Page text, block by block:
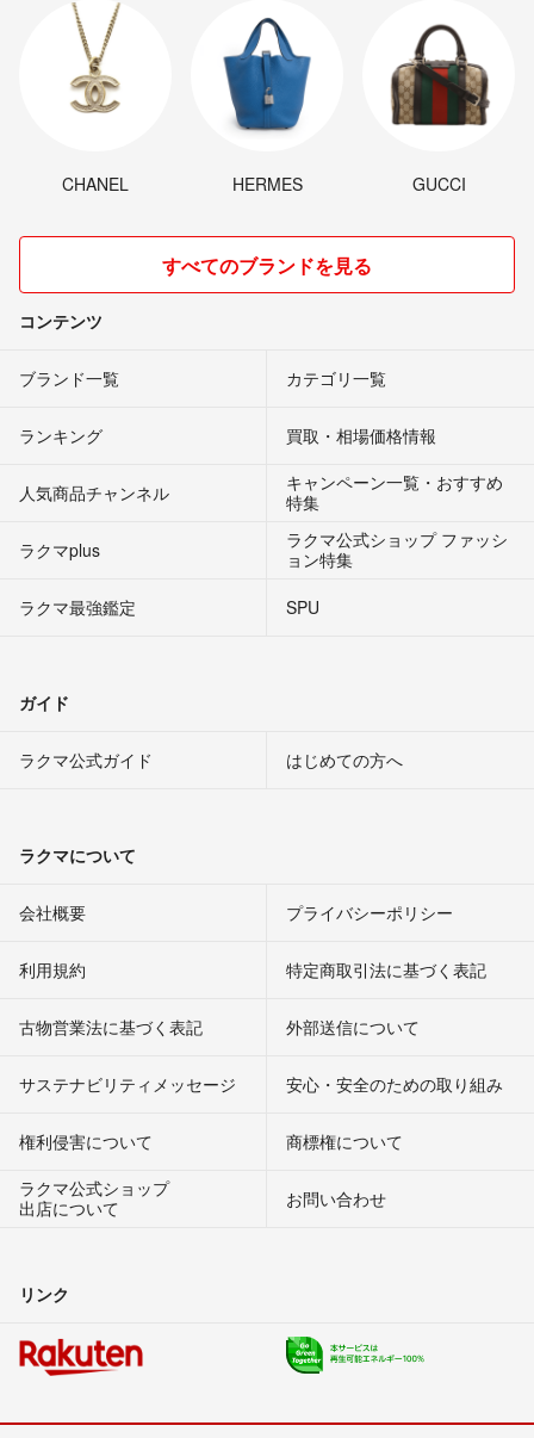
CHANEL HERMES GUCCI
すべてのブランドを見る
コンテンツ
ブランド一覧 カテゴリ一覧
ランキング 買取・相場価格情報
人気商品チャンネル
キャンペーン一覧・おすすめ
特集
ラクマplus
ラクマ公式ショップ ファッシ
ョン特集
ラクマ最強鑑定
SPU
ガイド
ラクマ公式ガイド はじめての方へ
ラクマについて
会社概要 プライバシーポリシー
利用規約 特定商取引法に基づく表記
古物営業法に基づく表記 外部送信について
サステナビリティメッセージ 安心・安全のための取り組み
権利侵害について
商標権について
ラクマ公式ショップ
出店について
お問い合わせ
リンク